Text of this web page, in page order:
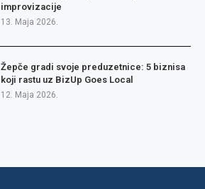
improvizacije
13. Maja 2026.
Žepče gradi svoje preduzetnice: 5 biznisa
koji rastu uz BizUp Goes Local
12. Maja 2026.